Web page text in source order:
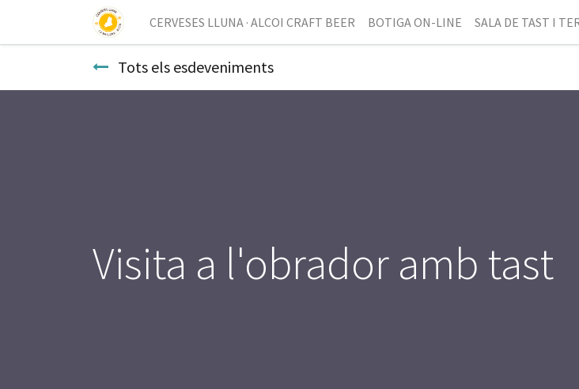
CERVESES LLUNA · ALCOI CRAFT BEER BOTIGA ON-LINE SALA DE TAST I
Tots els esdeveniments
Visita a l'obrador amb tast